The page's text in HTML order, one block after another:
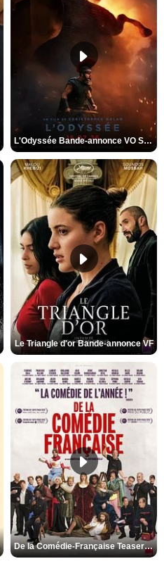
L'Odyssée Bande-annonce VO STFR
Le Triangle d'or Bande-annonce VF
De la Comédie-Française Teaser VF